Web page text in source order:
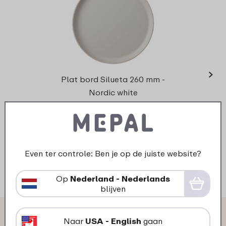
Plat bord Silueta 260 mm -
Nordic white
949
Bekijk Bestel
›
Wat anderen zeggen over
Even ter controle: Ben je op de juiste website?
Op Nederland - Nederlands
blijven
Naar USA - English gaan